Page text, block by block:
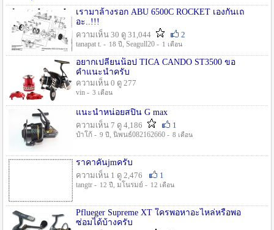
เรามาล้างรอก ABU 6500C ROCKET เองกันเถ
อะ..!!!
ความเห็น 30 ดู 31,044
2
tanapat t. - 18 ปี , Seagull20 - 1 เดือน
อยากเปลี่ยนน็อป TICA CANDO ST3500 ขอ
คำแนะนำครับ
ความเห็น 0 ดู 277
vin - 3 เดือน
แนะนำหน่อยสปิน G max
ความเห็น 7 ดู 4,186
1
ป๋าโก้ - 9 ปี , นิพนธ์082162660 - 8 เดือน
ราคาคันjmครับ
ความเห็น 1 ดู 2,476
1
tangtr - 12 ปี , มโนรมย์ - 12 เดือน
Pflueger Supreme XT ใครพอหาอะไหล่หรือพอ
ซ่อมได้บ้างครับ